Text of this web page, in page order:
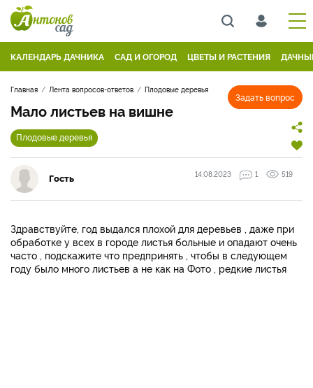
КАЛЕНДАРЬ ДАЧНИКА САД И ОГОРОД ЦВЕТЫ И РАСТЕНИЯ
Задать вопрос
Главная Лента вопросов-ответов Плодовые деревья
Мало листьев на вишне
Плодовые деревья
Гость 14.08.2023 1 519
Здравствуйте, год выдался плохой для деревьев , даже при
обработке у всех в городе листья больные и опадают очень
часто , подскажите что предпринять , чтобы в следующем
году было много листьев а не как на Фото , редкие листья